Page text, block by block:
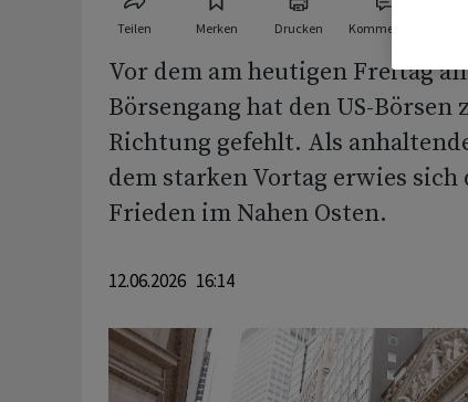
Teilen Merken Drucken Kommentare
Vor dem am heutigen Freitag
Börsengang hat den US-Börsen
Richtung gefehlt. Als
dem starken Vortag erwies
Frieden im Nahen Osten.
12.06.2026 16:14